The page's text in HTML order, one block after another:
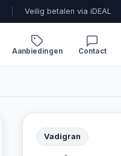
Veilig betalen via iDEAL
Aanbiedingen Contact
Vadigran